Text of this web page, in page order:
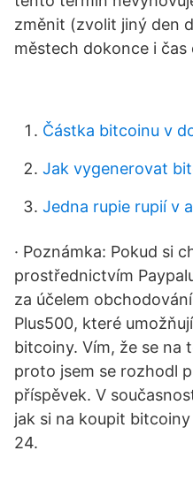
změnit (zvolit jiný den
městech dokonce i čas
Částka bitcoinu v
Jak vygenerovat
Jedna rupie rupií v
· Poznámka: Pokud si
prostřednictvím
za účelem
Plus500, které
bitcoiny. Vím, že se na
proto jsem se rozhodl
příspěvek. V
jak si na koupit
24.